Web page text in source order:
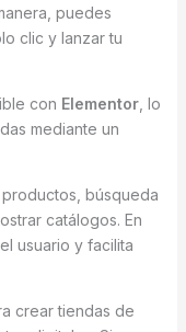
puedes
clic y lanzar tu
con Elementor, lo
mediante un
búsqueda
catálogos. En
usuario y facilita
crear tiendas de